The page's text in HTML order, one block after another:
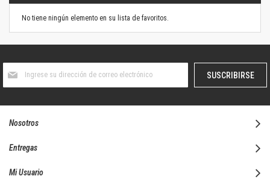
No tiene ningún elemento en su lista de favoritos.
boletín
SUSCRIBIRSE
Nosotros
Entregas
Mi Usuario